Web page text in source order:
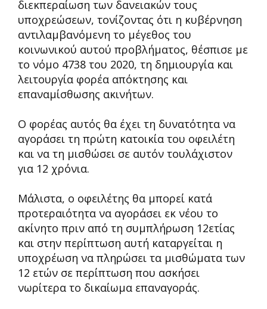
διεκπεραίωση των δανειακών τους
υποχρεώσεων, τονίζοντας ότι η κυβέρνηση
αντιλαμβανόμενη το μέγεθος του
κοινωνικού αυτού προβλήματος, θέσπισε με
το νόμο 4738 του 2020, τη δημιουργία και
λειτουργία φορέα απόκτησης και
επαναμίσθωσης ακινήτων.
Ο φορέας αυτός θα έχει τη δυνατότητα να
αγοράσει τη πρώτη κατοικία του οφειλέτη
και να τη μισθώσει σε αυτόν τουλάχιστον
για 12 χρόνια.
Μάλιστα, ο οφειλέτης θα μπορεί κατά
προτεραιότητα να αγοράσει εκ νέου το
ακίνητο πριν από τη συμπλήρωση 12ετίας
και στην περίπτωση αυτή καταργείται η
υποχρέωση να πληρώσει τα μισθώματα των
12 ετών σε περίπτωση που ασκήσει
νωρίτερα το δικαίωμα επαναγοράς.